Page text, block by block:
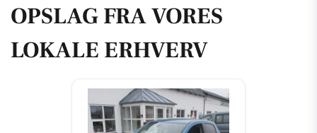
OPSLAG FRA VORES
LOKALE ERHVERV